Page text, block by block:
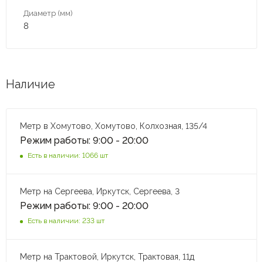
Диаметр (мм)
8
Наличие
Метр в Хомутово, Хомутово, Колхозная, 135/4
Режим работы: 9:00 - 20:00
Есть в наличии: 1066 шт
Метр на Сергеева, Иркутск, Сергеева, 3
Режим работы: 9:00 - 20:00
Есть в наличии: 233 шт
Метр на Трактовой, Иркутск, Трактовая, 11д